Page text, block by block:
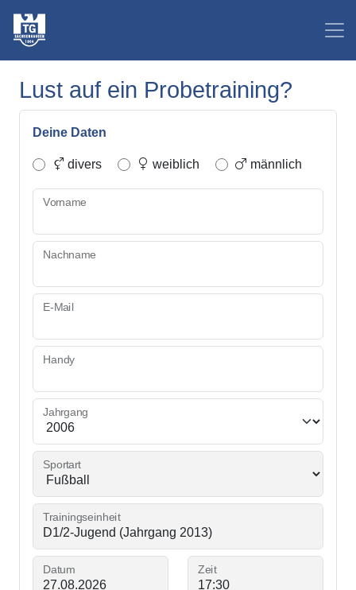
Lust auf ein Probetraining?
Deine Daten
divers weiblich männlich
Vorname
Nachname
E-Mail
Handy
Jahrgang
Sportart
Trainingseinheit
Datum Zeit